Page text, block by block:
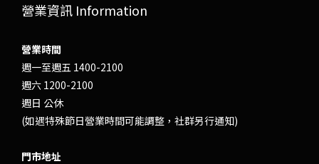
營業資訊 Information
營業時間
週一至週五 1400-2100
週六 1200-2100
週日 公休
(如遇特殊節日營業時間可能調整，社群另行通知)
門市地址